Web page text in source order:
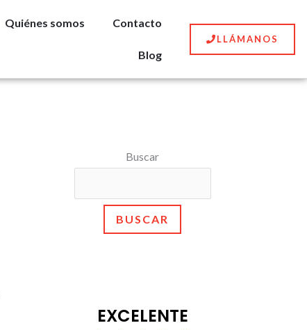
Quiénes somos Contacto
Blog
LLÁMANOS
Buscar
BUSCAR
EXCELENTE